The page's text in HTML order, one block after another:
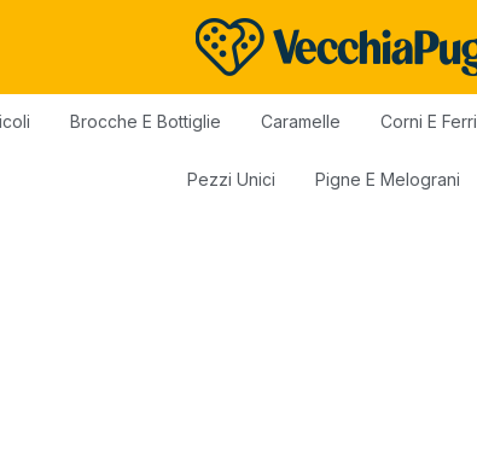
Brocche E Bottiglie Caramelle Corni E Ferri
Pezzi Unici Pigne E Melograni